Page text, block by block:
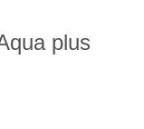
plus